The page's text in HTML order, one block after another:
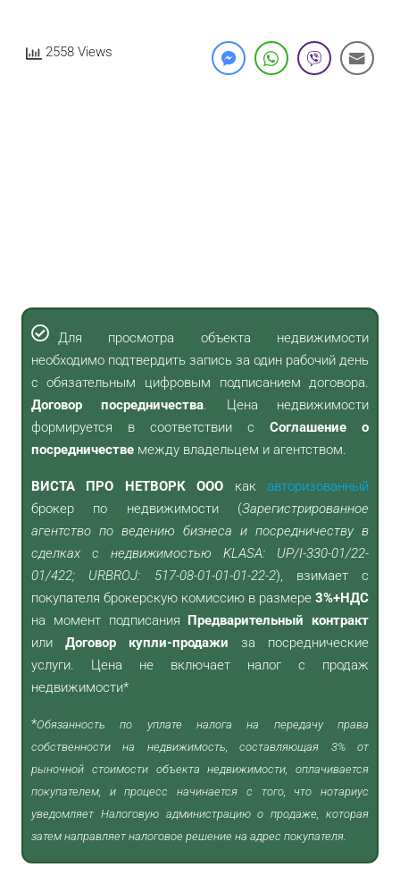
2558 Views
Для просмотра объекта недвижимости
необходимо подтвердить запись за один рабочий день
с обязательным цифровым подписанием договора.
Договор посредничества. Цена недвижимости
формируется в соответствии сСоглашение о
посредничествемежду владельцем и агентством.
ВИСТА ПРО НЕТВОРК ООО какавторизованный
брокер по недвижимости (Зарегистрированное
агентство по ведению бизнеса и посредничеству в
сделках с недвижимостью KLASA: UP/I-330-01/22-
01/422; URBROJ: 517-08-01-01-01-22-2), взимает с
покупателя брокерскую комиссию в размере3%+НДС
на момент подписания Предварительный контракт
или Договор купли-продажи за посреднические
услуги. Цена не включает налог с продаж
недвижимости*
*Обязанность по уплате налога на передачу права
собственности на недвижимость, составляющая 3% от
рыночной стоимости объекта недвижимости, оплачивается
покупателем, и процесс начинается с того, что нотариус
уведомляет Налоговую администрацию о продаже, которая
затем направляет налоговое решение на адрес покупателя.